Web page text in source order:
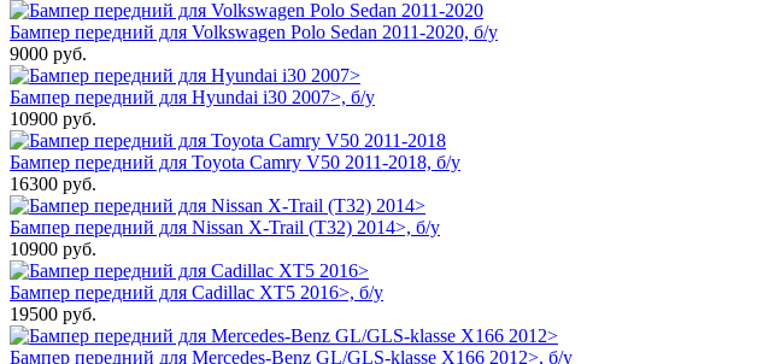
Бампер передний для Volkswagen Polo Sedan 2011-2020, б/у
9000 руб.
Бампер передний для Hyundai i30 2007>, б/у
10900 руб.
Бампер передний для Toyota Camry V50 2011-2018, б/у
16300 руб.
Бампер передний для Nissan X-Trail (T32) 2014>, б/у
10900 руб.
Бампер передний для Cadillac XT5 2016>, б/у
19500 руб.
Бампер передний для Mercedes-Benz GL/GLS-klasse X166 2012>, б/у